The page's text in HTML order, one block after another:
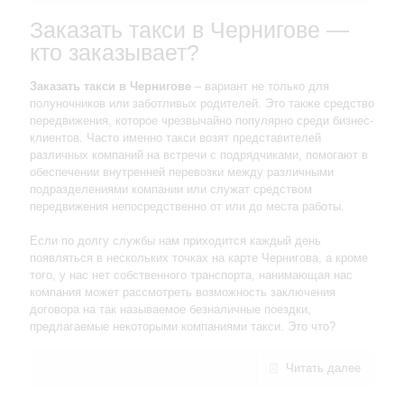
Заказать такси в Чернигове —
кто заказывает?
Заказать такси в Чернигове – вариант не только для
полуночников или заботливых родителей. Это также средство
передвижения, которое чрезвычайно популярно среди бизнес-
клиентов. Часто именно такси возят представителей
различных компаний на встречи с подрядчиками, помогают в
обеспечении внутренней перевозки между различными
подразделениями компании или служат средством
передвижения непосредственно от или до места работы.
Если по долгу службы нам приходится каждый день
появляться в нескольких точках на карте Чернигова, а кроме
того, у нас нет собственного транспорта, нанимающая нас
компания может рассмотреть возможность заключения
договора на так называемое безналичные поездки,
предлагаемые некоторыми компаниями такси. Это что?
Читать далее